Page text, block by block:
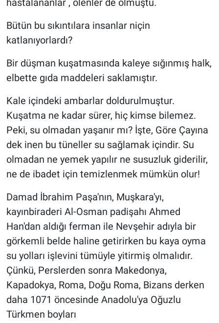
hastalananlar , ölenler de olmuştu.
Bütün bu sıkıntılara insanlar niçin
katlanıyorlardı?
Bir düşman kuşatmasında kaleye sığınmış halk,
elbette gıda maddeleri saklamıştır.
Kale içindeki ambarlar doldurulmuştur.
Kuşatma ne kadar sürer, hiç kimse bilemez.
Peki, su olmadan yaşanır mı? İşte, Göre Çayına
dek inen bu tüneller su sağlamak içindir. Su
olmadan ne yemek yapılır ne susuzluk giderilir,
ne de ibadet için temizlenmek mümkün olur!
Damad İbrahim Paşa'nın, Muşkara'yı,
kayınbiraderi Al-Osman padişahı Ahmed
Han'dan aldığı ferman ile Nevşehir adıyla bir
görkemli belde haline getirirken bu kaya oyma
su yolları işlevini tümüyle yitirmiş olmalıdır.
Çünkü, Perslerden sonra Makedonya,
Kapadokya, Roma, Doğu Roma, Bizans derken
daha 1071 öncesinde Anadolu'ya Oğuzlu
Türkmen boyları